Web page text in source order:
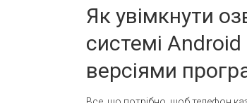
Як увімкнути
системі Android
версіями